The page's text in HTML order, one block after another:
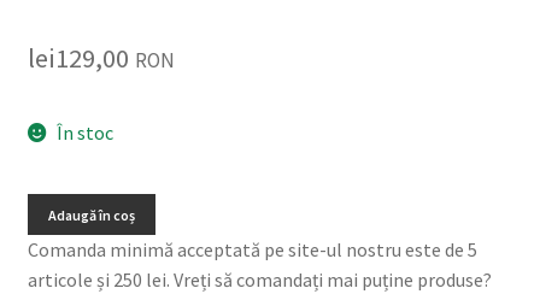
lei129,00 RON
În stoc
Adaugă în coș
Comanda minimă acceptată pe site-ul nostru este de 5
articole și 250 lei. Vreți să comandați mai puține produse?